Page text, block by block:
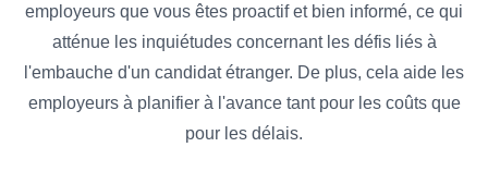
employeurs que vous êtes proactif et bien informé, ce qui
atténue les inquiétudes concernant les défis liés à
l'embauche d'un candidat étranger. De plus, cela aide les
employeurs à planifier à l'avance tant pour les coûts que
pour les délais.